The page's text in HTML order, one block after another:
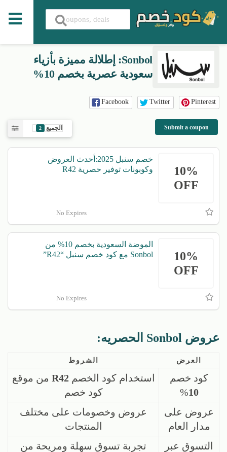
Sonbol: إطلالة مميزة بأزياء
سعودية عصرية بخصم 10%
Facebook Twitter Pinterest
الجميع 2 Submit a coupon
10%
OFF
خصم سنبل 2025:أحدث العروض
وكوبونات توفير حصرية R42
No Expires
10%
OFF
الموضة السعودية بخصم 10% من
Sonbol مع كود خصم سنبل “R42”
No Expires
عروض Sonbol الحصريه:
العرض الشروط
كود خصم
10
%
استخدام كود الخصمR42 من موقع
كود خصم
عروض على
مدار العام
عروض وخصومات على مختلف
المنتجات
التسوق عبر
تجربة تسوق سهلة ومريحة من